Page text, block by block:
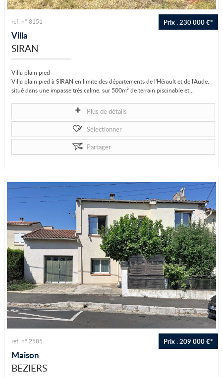
Prix : 230 000 €*
ref. n° 8151
Villa
SIRAN
Villa plain pied
Villa plain pied à SIRAN en limite des départements de l'Hérault et de l'Aude,
situé dans une impasse très calme, sur 500m² de terrain piscinable et...
Plus de détails
Sélectionner
Partager
Prix : 209 000 €*
ref. n° 2585
Maison
BEZIERS